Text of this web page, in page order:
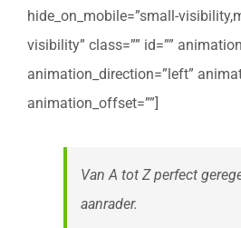
hide_on_mobile=”small-
visibility” class=”” id=””
animation_direction=”left”
animation_offset=””]
Van A tot Z perfect
aanrader.